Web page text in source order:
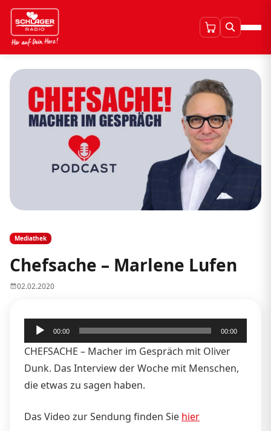
Mediathek
Chefsache – Marlene Lufen
02.02.2020
Audio-
Player
00:00 00:00
CHEFSACHE – Macher im Gespräch mit Oliver
Dunk. Das Interview der Woche mit Menschen,
die etwas zu sagen haben.
Das Video zur Sendung finden Sie hier